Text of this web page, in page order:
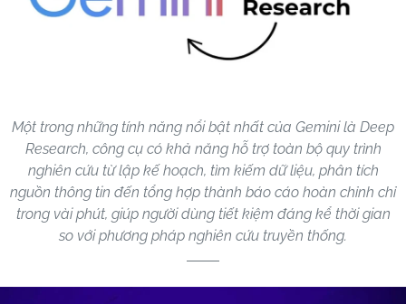
Một trong những tính năng nổi bật nhất của Gemini là Deep
Research, công cụ có khả năng hỗ trợ toàn bộ quy trình
nghiên cứu từ lập kế hoạch, tìm kiếm dữ liệu, phân tích
nguồn thông tin đến tổng hợp thành báo cáo hoàn chỉnh chỉ
trong vài phút, giúp người dùng tiết kiệm đáng kể thời gian
so với phương pháp nghiên cứu truyền thống.